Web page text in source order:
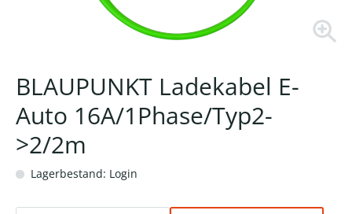
BLAUPUNKT Ladekabel E-
Auto 16A/1Phase/Typ2-
>2/2m
Lagerbestand: Login